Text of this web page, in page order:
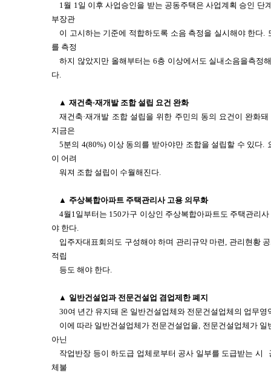
1월 1일 이후 사업승인을 받는 공동주택은 사업계획 승인 단
부장관
이 고시하는 기준에 적합하도록 소음 측정을 실시해야 한다.
를 측정
하지 않았지만 올해부터는 6층 이상에서도 실내소음을측정
다.
▲ 재건축·재개발 조합 설립 요건 완화
재건축·재개발 조합 설립을 위한 주민의 동의 요건이 완화
지금은
5분의 4(80%) 이상 동의를 받아야만 조합을 설립할 수 있다.
이 어려
워져 조합 설립이 수월해진다.
▲ 주상복합아파트 주택관리사 고용 의무화
4월1일부터는 150가구 이상인 주상복합아파트도 주택관리
야 한다.
입주자대표회의도 구성해야 하며 관리규약 마련, 관리현황
적립
등도 해야 한다.
▲ 일반건설업과 전문건설업 겸업제한 폐지
30여 년간 유지돼 온 일반건설업체와 전문건설업체의 업무
이에 따라 일반건설업체가 전문건설업을, 전문건설업체가
아닌
작업반장 등이 하도급 업체로부터 공사 일부를 도급받는 시
체불